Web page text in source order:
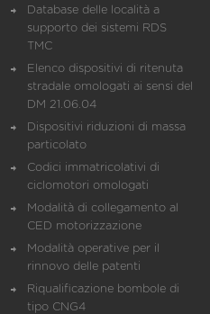
Database delle località a
supporto dei sistemi RDS
TMC
Elenco dispositivi di ritenuta
stradale omologati ai sensi del
DM 21.06.04
Dispositivi riduzioni di massa
particolato
Codici immatricolativi di
ciclomotori omologati
Modalità di collegamento al
CED motorizzazione
Modalità operative per il
rinnovo delle patenti
Riqualificazione bombole di
tipo CNG4